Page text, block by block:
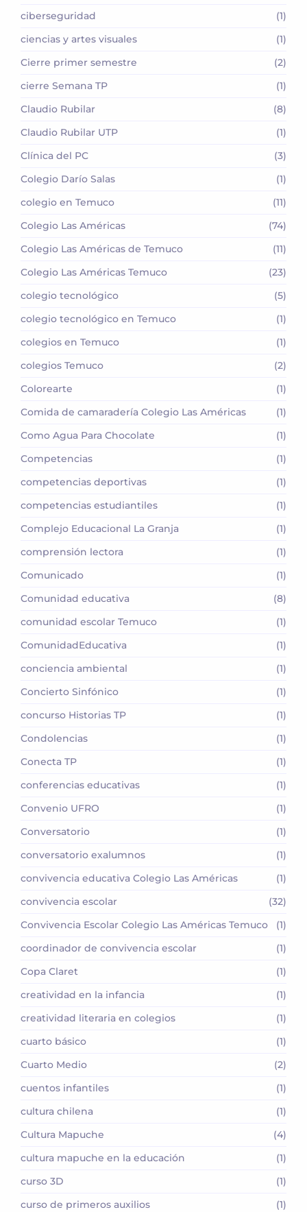
ciberseguridad
(1)
ciencias y artes visuales
(1)
Cierre primer semestre
(2)
cierre Semana TP
(1)
Claudio Rubilar
(8)
Claudio Rubilar UTP
(1)
Clínica del PC
(3)
Colegio Darío Salas
(1)
colegio en Temuco
(11)
Colegio Las Américas
(74)
Colegio Las Américas de Temuco
(11)
Colegio Las Américas Temuco
(23)
colegio tecnológico
(5)
colegio tecnológico en Temuco
(1)
colegios en Temuco
(1)
colegios Temuco
(2)
Colorearte
(1)
Comida de camaradería Colegio Las Américas
(1)
Como Agua Para Chocolate
(1)
Competencias
(1)
competencias deportivas
(1)
competencias estudiantiles
(1)
Complejo Educacional La Granja
(1)
comprensión lectora
(1)
Comunicado
(1)
Comunidad educativa
(8)
comunidad escolar Temuco
(1)
ComunidadEducativa
(1)
conciencia ambiental
(1)
Concierto Sinfónico
(1)
concurso Historias TP
(1)
Condolencias
(1)
Conecta TP
(1)
conferencias educativas
(1)
Convenio UFRO
(1)
Conversatorio
(1)
conversatorio exalumnos
(1)
convivencia educativa Colegio Las Américas
(1)
convivencia escolar
(32)
Convivencia Escolar Colegio Las Américas Temuco
(1)
coordinador de convivencia escolar
(1)
Copa Claret
(1)
creatividad en la infancia
(1)
creatividad literaria en colegios
(1)
cuarto básico
(1)
Cuarto Medio
(2)
cuentos infantiles
(1)
cultura chilena
(1)
Cultura Mapuche
(4)
cultura mapuche en la educación
(1)
curso 3D
(1)
curso de primeros auxilios
(1)